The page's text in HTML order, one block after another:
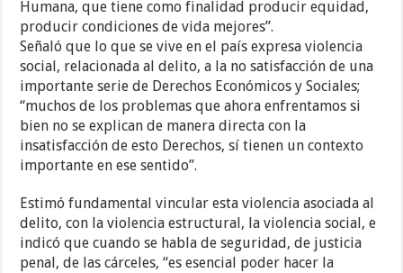
Humana, que tiene como finalidad producir equidad,
producir condiciones de vida mejores”.
Señaló que lo que se vive en el país expresa violencia
social, relacionada al delito, a la no satisfacción de una
importante serie de Derechos Económicos y Sociales;
“muchos de los problemas que ahora enfrentamos si
bien no se explican de manera directa con la
insatisfacción de esto Derechos, sí tienen un contexto
importante en ese sentido”.
Estimó fundamental vincular esta violencia asociada al
delito, con la violencia estructural, la violencia social, e
indicó que cuando se habla de seguridad, de justicia
penal, de las cárceles, “es esencial poder hacer la